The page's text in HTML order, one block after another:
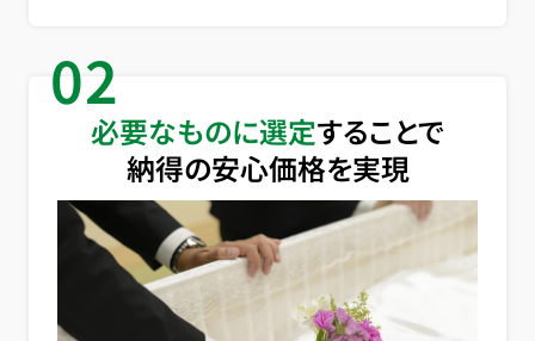
02
必要なものに選定することで
納得の安心価格を実現